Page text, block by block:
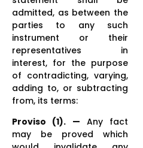
admitted, as between the
parties to any such
instrument or their
representatives in
interest, for the purpose
of contradicting, varying,
adding to, or subtracting
from, its terms:
Proviso (1). — Any fact
may be proved which